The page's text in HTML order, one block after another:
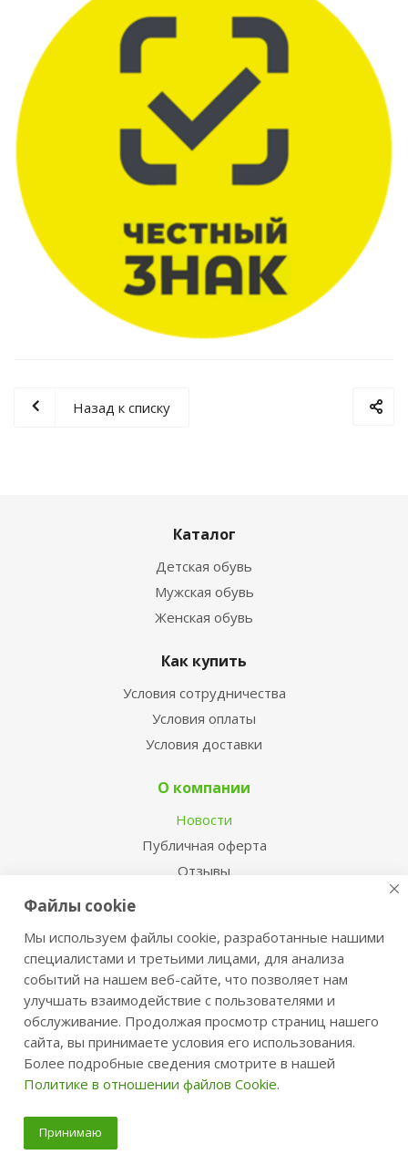
Назад к списку
Каталог
Детская обувь
Мужская обувь
Женская обувь
Как купить
Условия сотрудничества
Условия оплаты
Условия доставки
О компании
Новости
Публичная оферта
Отзывы
Как подобрать размер
Работа с браком
Подписка на новости
Файлы cookie
Мы используем файлы cookie, разработанные нашими
специалистами и третьими лицами, для анализа
событий на нашем веб-сайте, что позволяет нам
улучшать взаимодействие с пользователями и
обслуживание. Продолжая просмотр страниц нашего
сайта, вы принимаете условия его использования.
Более подробные сведения смотрите в нашей
Политике в отношении файлов Cookie.
Принимаю